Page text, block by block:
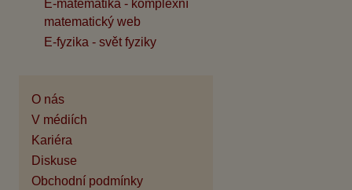
E-matematika - komplexní
matematický web
E-fyzika - svět fyziky
O nás
V médiích
Kariéra
Diskuse
Obchodní podmínky